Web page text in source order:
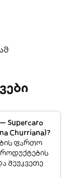
Supercaro
Churriana)?
ფართო
შეუკვეთე